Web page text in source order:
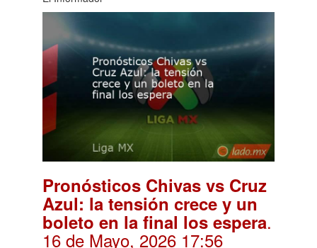
Pronósticos Chivas vs Cruz
Azul: la tensión crece y un
boleto en la final los espera.
16 de Mayo, 2026 17:56